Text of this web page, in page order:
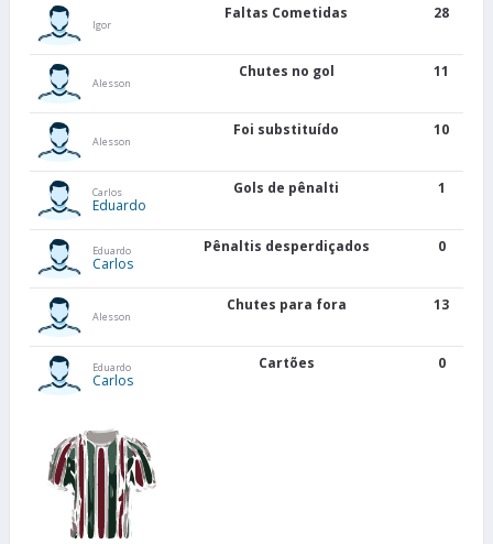
Igor
Faltas Cometidas 28
Alesson
Chutes no gol 11
Alesson
Foi substituído 10
Carlos
Eduardo
Gols de pênalti 1
Eduardo
Carlos
Pênaltis desperdiçados 0
Alesson
Chutes para fora 13
Eduardo
Carlos
Cartões 0